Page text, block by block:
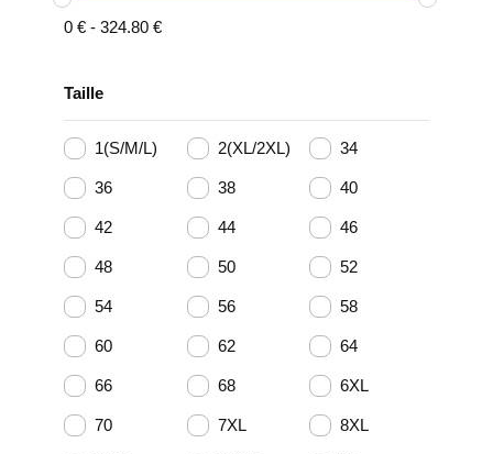
0 € - 324.80 €
Taille
1(S/M/L) 2(XL/2XL) 34
36 38 40
42 44 46
48 50 52
54 56 58
60 62 64
66 68 6XL
70 7XL 8XL